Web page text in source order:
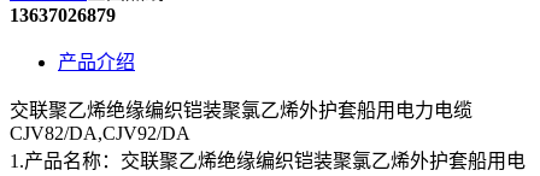
13637026879
产品介绍
交联聚乙烯绝缘编织铠装聚氯乙烯外护套船用电力电缆
CJV82/DA,CJV92/DA
1.产品名称： 交联聚乙烯绝缘编织铠装聚氯乙烯外护套船用电